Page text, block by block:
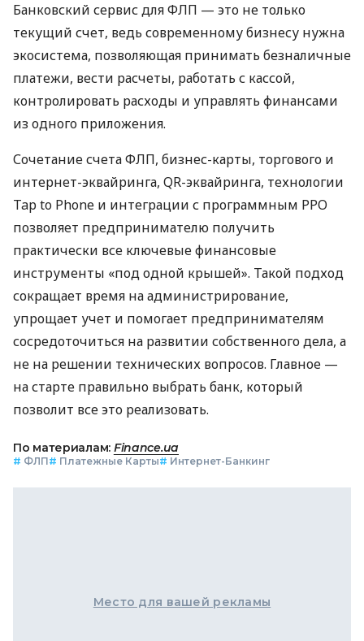
Банковский сервис для ФЛП — это не только
текущий счет, ведь современному бизнесу нужна
экосистема, позволяющая принимать безналичные
платежи, вести расчеты, работать с кассой,
контролировать расходы и управлять финансами
из одного приложения.
Сочетание счета ФЛП, бизнес-карты, торгового и
интернет-эквайринга, QR-эквайринга, технологии
Tap to Phone и интеграции с программным РРО
позволяет предпринимателю получить
практически все ключевые финансовые
инструменты «под одной крышей». Такой подход
сокращает время на администрирование,
упрощает учет и помогает предпринимателям
сосредоточиться на развитии собственного дела, а
не на решении технических вопросов. Главное —
на старте правильно выбрать банк, который
позволит все это реализовать.
По материалам: Finance.ua
# ФЛП# Платежные Карты# Интернет-Банкинг
Место для вашей рекламы